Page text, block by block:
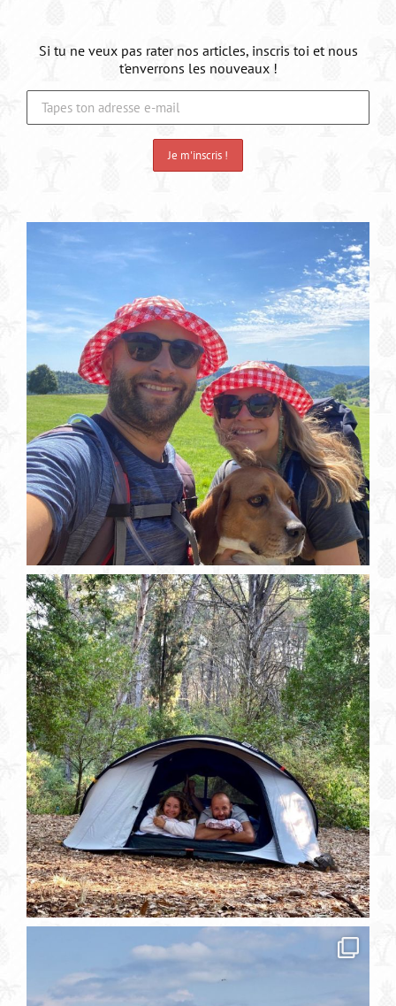
Si tu ne veux pas rater nos articles, inscris toi et nous
t'enverrons les nouveaux !